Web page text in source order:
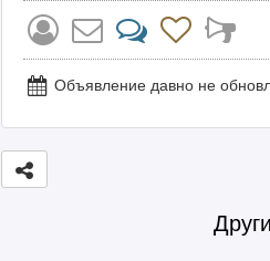
Объявление давно не